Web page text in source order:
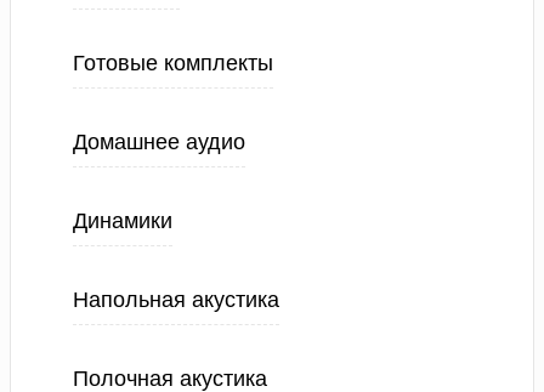
Готовые комплекты
Домашнее аудио
Динамики
Напольная акустика
Полочная акустика